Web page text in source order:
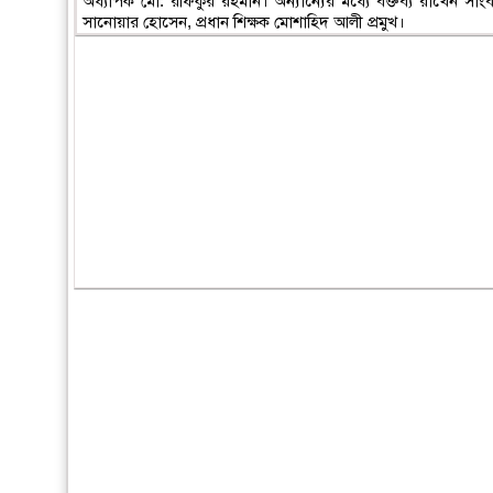
সানোয়ার হোসেন, প্রধান শিক্ষক মোশাহিদ আলী প্রমুখ।